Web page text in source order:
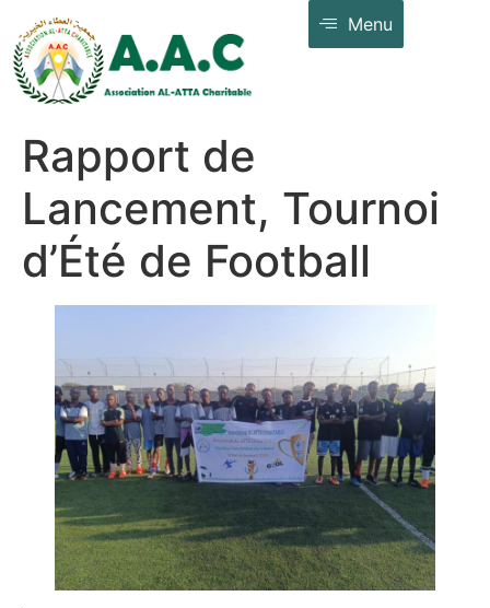
Menu
Rapport de
Lancement, Tournoi
d’Été de Football